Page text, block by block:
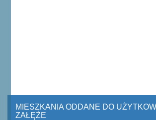
MIESZKANIA ODDANE DO
ZAŁĘŻE